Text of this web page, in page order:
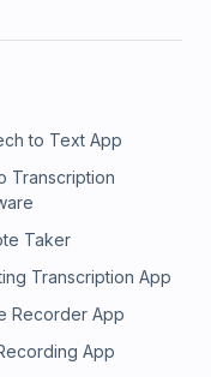
to Text App
Transcription
Taker
Transcription App
Recorder App
App